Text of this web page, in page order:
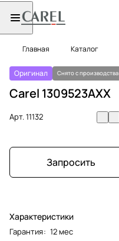
Главная Каталог
Оригинал Снято с производства
Carel 1309523AXX
Арт.11132
Запросить
Характеристики
Гарантия: 12 мес